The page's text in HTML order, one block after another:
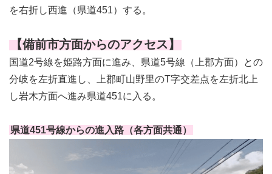
を右折し西進（県道451）する。
【備前市方面からのアクセス】
国道2号線を姫路方面に進み、県道5号線（上郡方面）との
分岐を左折直進し、上郡町山野里のT字交差点を左折北上
し岩木方面へ進み県道451に入る。
県道451号線からの進入路（各方面共通）